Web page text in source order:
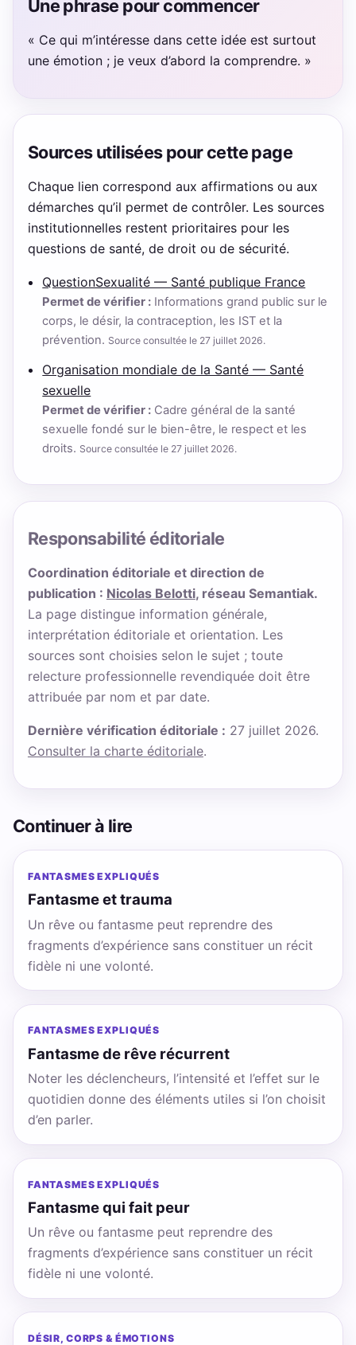
Une phrase pour commencer
« Ce qui m’intéresse dans cette idée est surtout
une émotion ; je veux d’abord la comprendre. »
Sources utilisées pour cette page
Chaque lien correspond aux affirmations ou aux
démarches qu’il permet de contrôler. Les sources
institutionnelles restent prioritaires pour les
questions de santé, de droit ou de sécurité.
QuestionSexualité — Santé publique France
Permet de vérifier : Informations grand public sur le
corps, le désir, la contraception, les IST et la
prévention. Source consultée le 27 juillet 2026.
Organisation mondiale de la Santé — Santé
sexuelle
Permet de vérifier : Cadre général de la santé
sexuelle fondé sur le bien-être, le respect et les
droits. Source consultée le 27 juillet 2026.
Responsabilité éditoriale
Coordination éditoriale et direction de
publication : Nicolas Belotti, réseau Semantiak.
La page distingue information générale,
interprétation éditoriale et orientation. Les
sources sont choisies selon le sujet ; toute
relecture professionnelle revendiquée doit être
attribuée par nom et par date.
Dernière vérification éditoriale : 27 juillet 2026.
Consulter la charte éditoriale.
Continuer à lire
FANTASMES EXPLIQUÉS
Fantasme et trauma
Un rêve ou fantasme peut reprendre des
fragments d’expérience sans constituer un récit
fidèle ni une volonté.
FANTASMES EXPLIQUÉS
Fantasme de rêve récurrent
Noter les déclencheurs, l’intensité et l’effet sur le
quotidien donne des éléments utiles si l’on choisit
d’en parler.
FANTASMES EXPLIQUÉS
Fantasme qui fait peur
Un rêve ou fantasme peut reprendre des
fragments d’expérience sans constituer un récit
fidèle ni une volonté.
DÉSIR, CORPS & ÉMOTIONS